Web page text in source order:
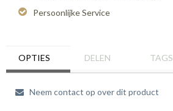
Persoonlijke Service
OPTIES DELEN TAGS
Neem contact op over dit product